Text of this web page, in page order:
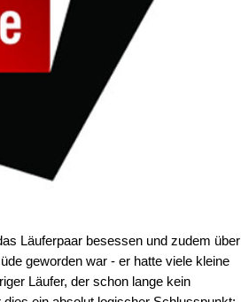
Läuferpaar besessen und zudem über
geworden war - er hatte viele kleine
Läufer, der schon lange kein